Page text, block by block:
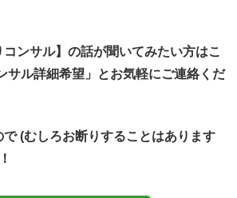
ンサル】 の話が聞いてみたい方はこ
ル詳細希望」
とお気軽にご連絡くだ
(むしろお断りすることはあります